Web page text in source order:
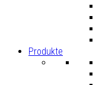
Produkte